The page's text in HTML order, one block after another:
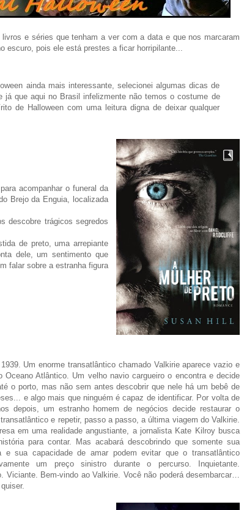
e séries que tenham a ver com a data e que nos marcaram
escuro, pois ele está prestes a ficar horripilante...
ainda mais interessante, selecionei algumas dicas de
já que aqui no Brasil infelizmente não temos o costume de
de Halloween com uma leitura digna de deixar qualquer
acompanhar o funeral da
Brejo da Enguia, localizada
descobre trágicos segredos
de preto, uma arrepiante
dele, um sentimento que
falar sobre a estranha figura
Um enorme transatlântico chamado Valkirie aparece vazio e
Oceano Atlântico. Um velho navio cargueiro o encontra e decide
o porto, mas não sem antes descobrir que nele há um bebê de
e algo mais que ninguém é capaz de identificar. Por volta de
depois, um estranho homem de negócios decide restaurar o
e repetir, passo a passo, a última viagem do Valkirie.
em uma realidade angustiante, a jornalista Kate Kilroy busca
para contar. Mas acabará descobrindo que somente sua
e sua capacidade de amar podem evitar que o transatlântico
um preço sinistro durante o percurso. Inquietante.
Viciante. Bem-vindo ao Valkirie. Você não poderá desembarcar…